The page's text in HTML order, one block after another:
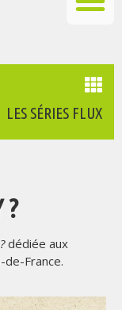
LES SÉRIES FLUX
?
dédiée aux
de-France.